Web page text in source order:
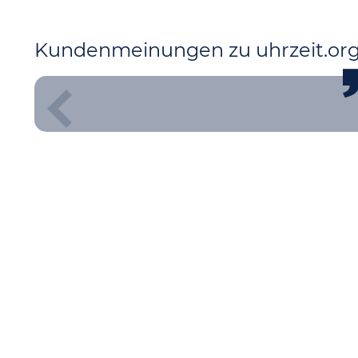
Kundenmeinungen zu